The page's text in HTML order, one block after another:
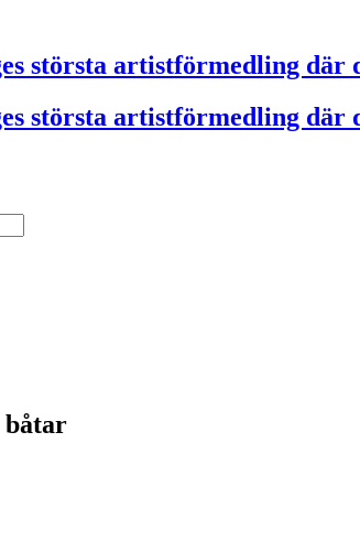
största artistförmedling där
största artistförmedling där
båtar